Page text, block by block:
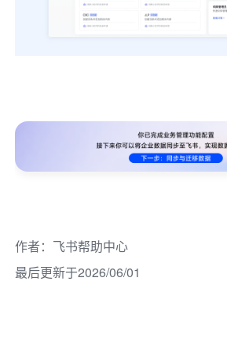
作者： 飞书帮助中心
最后更新于2026/06/01